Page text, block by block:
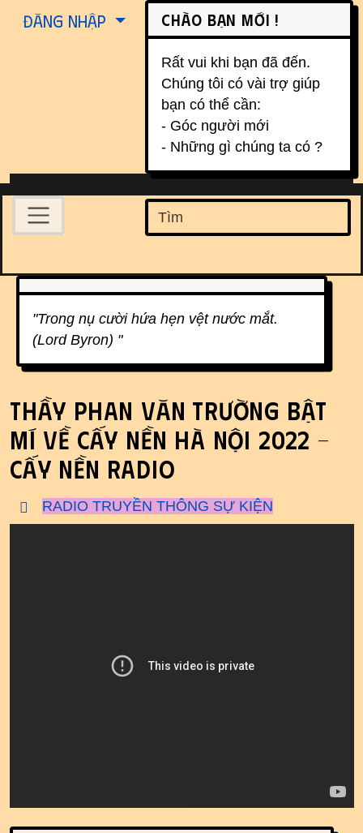
Site identity, navigation, etc.
Đăng nhập Chào bạn mới !
Rất vui khi bạn đã đến.
Chúng tôi có vài trợ giúp
bạn có thể cần:
- Góc người mới
- Những gì chúng ta có ?
Navigation and related
Related content
"Trong nụ cười hứa hẹn vệt nước mắt.
(Lord Byron) "
Thầy Phan Văn Trường bật
mí về Cấy Nền Hà Nội 2022 -
Cấy Nền Radio
RADIO TRUYỀN THÔNG SỰ KIỆN